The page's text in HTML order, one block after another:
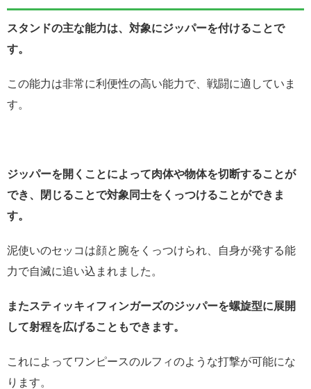
スタンドの主な能力は、対象にジッパーを付けることで
す。
この能力は非常に利便性の高い能力で、戦闘に適していま
す。
ジッパーを開くことによって肉体や物体を切断することが
でき、閉じることで対象同士をくっつけることができま
す。
泥使いのセッコは顔と腕をくっつけられ、自身が発する能
力で自滅に追い込まれました。
またスティッキィフィンガーズのジッパーを螺旋型に展開
して射程を広げることもできます。
これによってワンピースのルフィのような打撃が可能にな
ります。